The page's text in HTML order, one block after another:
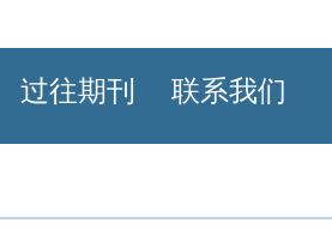
过往期刊 联系我们